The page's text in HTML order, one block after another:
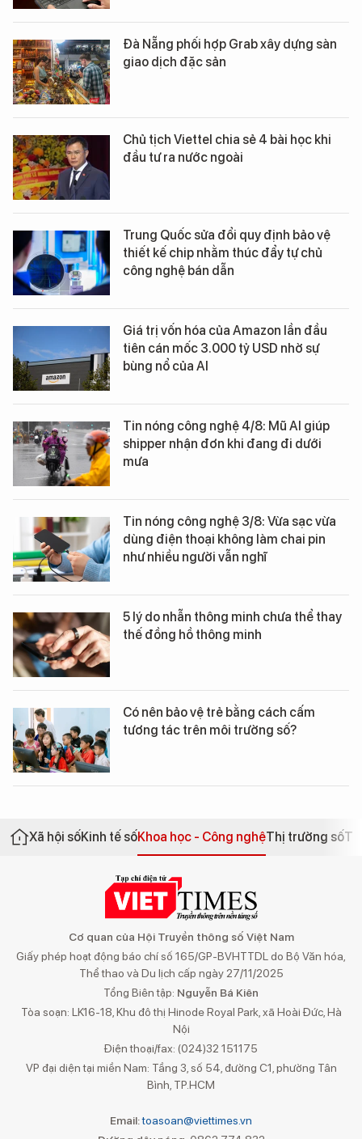
Đà Nẵng phối hợp Grab xây dựng sàn
giao dịch đặc sản
Chủ tịch Viettel chia sẻ 4 bài học khi
đầu tư ra nước ngoài
Trung Quốc sửa đổi quy định bảo vệ
thiết kế chip nhằm thúc đẩy tự chủ
công nghệ bán dẫn
Giá trị vốn hóa của Amazon lần đầu
tiên cán mốc 3.000 tỷ USD nhờ sự
bùng nổ của AI
Tin nóng công nghệ 4/8: Mũ AI giúp
shipper nhận đơn khi đang đi dưới
mưa
Tin nóng công nghệ 3/8: Vừa sạc vừa
dùng điện thoại không làm chai pin
như nhiều người vẫn nghĩ
5 lý do nhẫn thông minh chưa thể thay
thế đồng hồ thông minh
Có nên bảo vệ trẻ bằng cách cấm
tương tác trên môi trường số?
Xã hội sốKinh tế sốKhoa học - Công nghệThị trường số
Cơ quan của Hội Truyền thông số Việt Nam
Giấy phép hoạt động báo chí số 165/GP-BVHTTDL do Bộ Văn hóa,
Thể thao và Du lịch cấp ngày 27/11/2025
Tổng Biên tập: Nguyễn Bá Kiên
Tòa soạn: LK16-18, Khu đô thị Hinode Royal Park, xã Hoài Đức, Hà
Nội
Điện thoại/fax: (024)32 151175
VP đại diện tại miền Nam: Tầng 3, số 54, đường C1, phường Tân
Bình, TP.HCM
Email:toasoan@viettimes.vn